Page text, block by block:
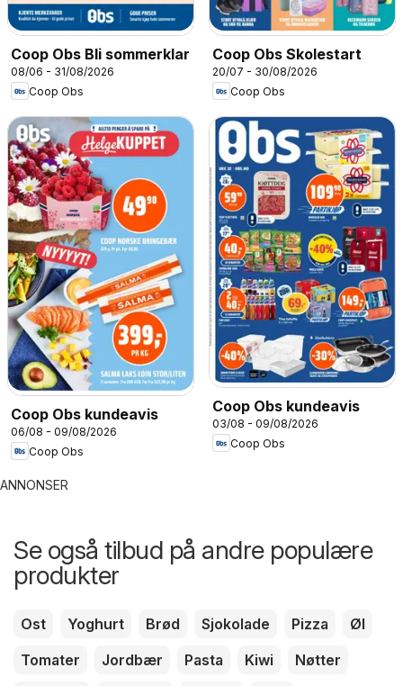
Coop Obs Bli sommerklar
08/06 - 31/08/2026
Coop Obs
Coop Obs Skolestart
20/07 - 30/08/2026
Coop Obs
Coop Obs kundeavis
06/08 - 09/08/2026
Coop Obs
Coop Obs kundeavis
03/08 - 09/08/2026
Coop Obs
ANNONSER
Se også tilbud på andre populære
produkter
Ost Yoghurt Brød Sjokolade Pizza
Øl
Tomater
Jordbær Pasta Kiwi
Nøtter